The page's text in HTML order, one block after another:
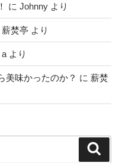
に Johnny より
薪焚亭 より
a より
美味かったのか？ に 薪焚